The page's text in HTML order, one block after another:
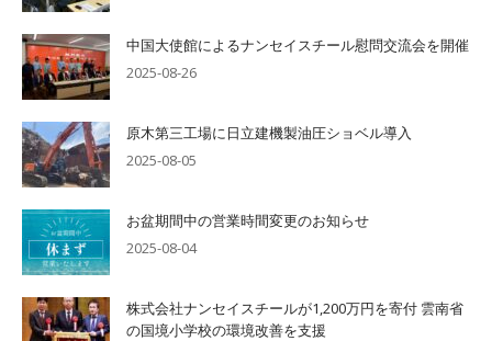
中国大使館によるナンセイスチール慰問交流会を開催
2025-08-26
原木第三工場に日立建機製油圧ショベル導入
2025-08-05
お盆期間中の営業時間変更のお知らせ
2025-08-04
株式会社ナンセイスチールが1,200万円を寄付 雲南省
の国境小学校の環境改善を支援